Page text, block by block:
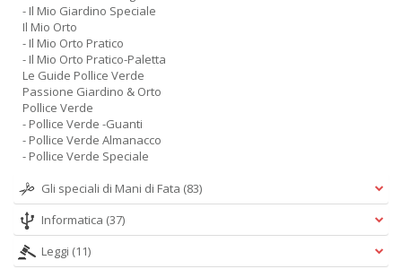
- Il Mio Giardino Speciale
Il Mio Orto
- Il Mio Orto Pratico
- Il Mio Orto Pratico-Paletta
Le Guide Pollice Verde
Passione Giardino & Orto
Pollice Verde
- Pollice Verde -Guanti
- Pollice Verde Almanacco
- Pollice Verde Speciale
Gli speciali di Mani di Fata (83)
Informatica (37)
Leggi (11)